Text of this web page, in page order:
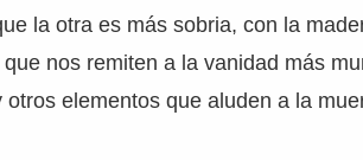
la otra es más sobria, con la
nos remiten a la vanidad más
elementos que aluden a la